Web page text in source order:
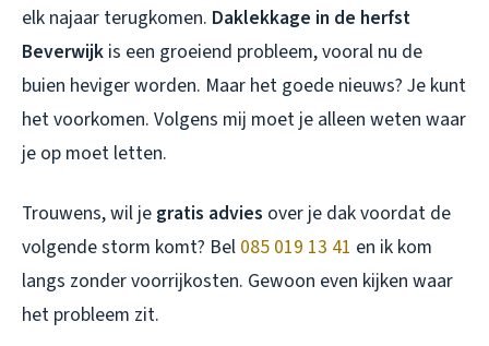
elk najaar terugkomen. Daklekkage in de herfst
Beverwijk is een groeiend probleem, vooral nu de
buien heviger worden. Maar het goede nieuws? Je kunt
het voorkomen. Volgens mij moet je alleen weten waar
je op moet letten.
Trouwens, wil je gratis advies over je dak voordat de
volgende storm komt? Bel 085 019 13 41 en ik kom
langs zonder voorrijkosten. Gewoon even kijken waar
het probleem zit.